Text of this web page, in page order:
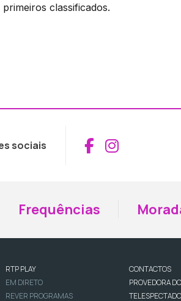
classificados.
sociais Aceder ao
Aceder
Frequências
RTP PLAY
EM DIRETO
REVER PROGRAMAS
CONTACTOS
PROVEDORA DO